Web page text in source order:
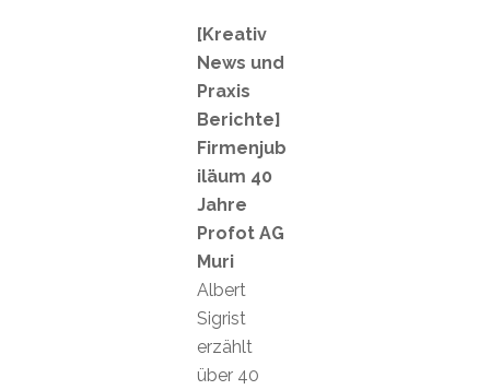
[Kreativ
News und
Praxis
Berichte]
Firmenjub
iläum 40
Jahre
Profot AG
Muri
Albert
Sigrist
erzählt
über 40